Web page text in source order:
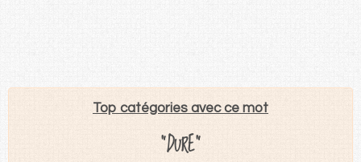
Top catégories avec ce mot
"DURE"